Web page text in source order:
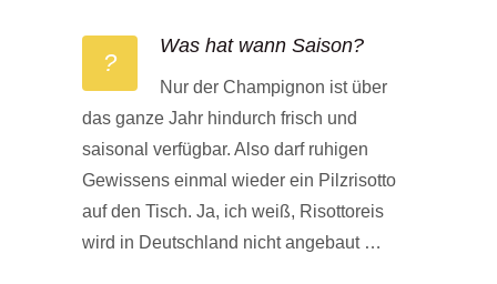
?
Was hat wann Saison?
Nur der Champignon ist über
das ganze Jahr hindurch frisch und
saisonal verfügbar. Also darf ruhigen
Gewissens einmal wieder ein Pilzrisotto
auf den Tisch. Ja, ich weiß, Risottoreis
wird in Deutschland nicht angebaut …